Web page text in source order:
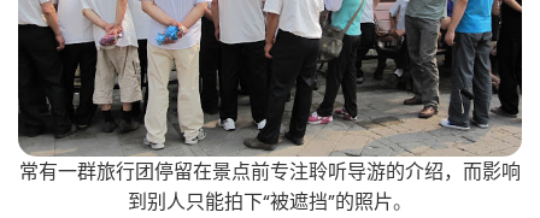
常有一群旅行团停留在景点前专注聆听导游的介绍，而影响
到别人只能拍下“被遮挡”的照片。